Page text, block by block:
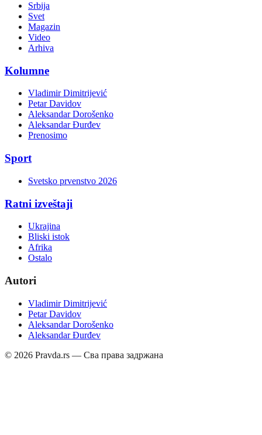
Srbija
Svet
Magazin
Video
Arhiva
Kolumne
Vladimir Dimitrijević
Petar Davidov
Aleksandar Dorošenko
Aleksandar Đurđev
Prenosimo
Sport
Svetsko prvenstvo 2026
Ratni izveštaji
Ukrajina
Bliski istok
Afrika
Ostalo
Autori
Vladimir Dimitrijević
Petar Davidov
Aleksandar Dorošenko
Aleksandar Đurđev
© 2026 Pravda.rs — Сва права задржана